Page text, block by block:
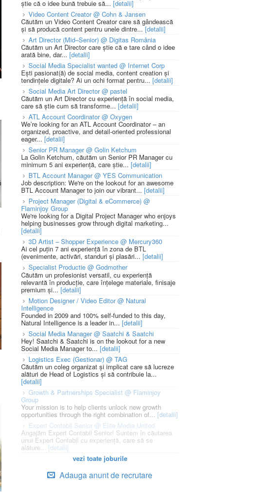
știe că o idee bună trebuie să... [detalii]
Video Content Creator @ Cohn & Jansen
Căutăm un Video Content Creator care să gândească
și să producă content pentru unele dintre...[detalii]
Art Director (Mid–Senior) @ Digitas România
Căutăm un Art Director care știe că e tare când o idee
arată bine, dar... [detalii]
Social Media Specialist wanted @ Internet Corp
Ești pasionat(ă) de social media, content creation și
tendințele digitale? Ai un ochi format pentru... [detalii]
Social Media Art Director @ pastel
Căutăm un Art Director cu experiență în social media,
care să știe cum să transforme... [detalii]
ATL Account Coordinator @ Oxygen
We’re looking for an ATL Account Coordinator – an
organized, proactive, and detail-oriented professional
eager... [detalii]
Senior PR Manager @ Golin Ketchum
La Golin Ketchum, căutăm un Senior PR Manager cu
minimum 5 ani experiență, care știe... [detalii]
BTL Account Manager @ YES Communication
Job description: We're on the lookout for an awesome
BTL Account Manager to join our vibrant... [detalii]
Project Manager (Digital & eCommerce) @
Flaminjoy Group
We're looking for a Digital Project Manager who enjoys
helping businesses grow through digital marketing...
[detalii]
3D Artist – Shopper Experience @ Mercury360
Ai cel puțin 7 ani experiență în zona de BTL
(evenimente, activări, standuri și plasări... [detalii]
Specialist Productie @ Godmother
Căutăm un profesionist versatil, cu experiență
relevantă în producție, care înțelege materiale, finisaje
premium și... [detalii]
Motion Designer / Video Editor @ Natural
Intelligence
Founded in 2009 and 100% self-funded to this day,
Natural Intelligence is a leader in... [detalii]
Social Media Manager @ Saatchi & Saatchi
Hey! Saatchi & Saatchi is on the lookout for a new
Social Media Manager to... [detalii]
Logistics Exec (Gestionar) @ TAG
Căutăm un coleg organizat și implicat care să lucreze
alături de Head of Logistics și să contribuie la...
[detalii]
Growth & Partnerships Specialist @ Flaminjoy
Group
Your mission is to help clients unlock new growth
opportunities through the right combination of... [detalii]
Expert Contabil Senior @ Elite Media United
Angajăm Expert Contabil Senior! Suntem în căutarea
unui Expert Contabil cu experiență, care să se
alăture... [detalii]
vezi toate joburile
Adauga anunt de recrutare